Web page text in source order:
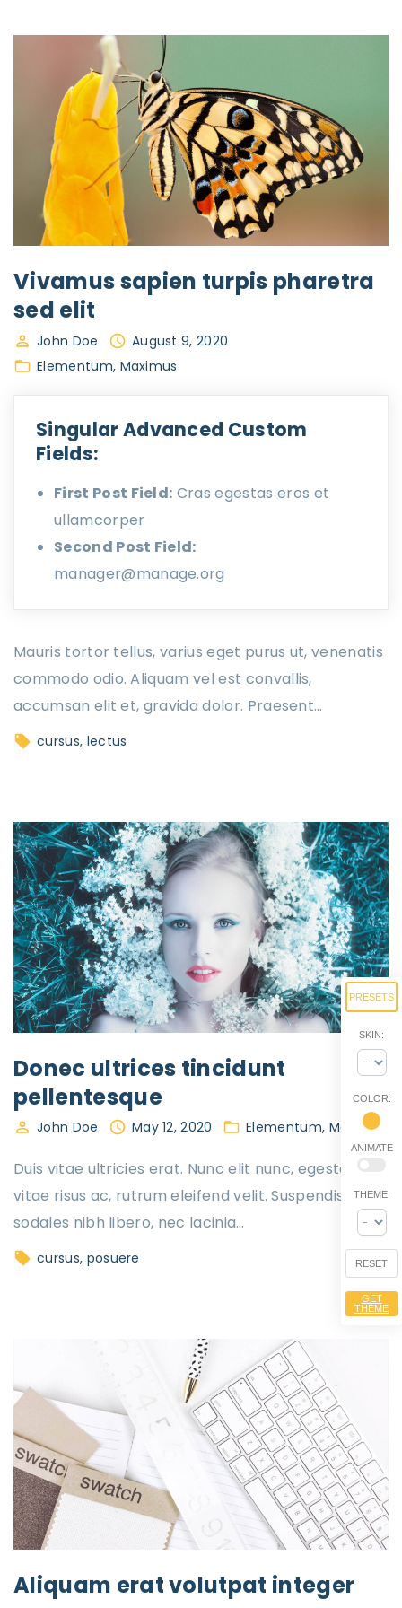
Vivamus sapien turpis pharetra
sed elit
John Doe
August 9, 2020
Elementum Maximus
Singular Advanced Custom
Fields:
First Post Field: Cras egestas eros et
ullamcorper
Second Post Field:
manager@manage.org
Mauris tortor tellus, varius eget purus ut, venenatis
commodo odio. Aliquam vel est convallis,
accumsan elit et, gravida dolor. Praesent…
cursus lectus
Donec ultrices tincidunt
pellentesque
John Doe May 12, 2020 Elementum Mauris
Duis vitae ultricies erat. Nunc elit nunc, egestas
vitae risus ac, rutrum eleifend velit. Suspendisse
sodales nibh libero, nec lacinia…
cursus posuere
Aliquam erat volutpat integer
PRESETS
SKIN:
COLOR:
ANIMATE
THEME:
RESET
GET
THEME